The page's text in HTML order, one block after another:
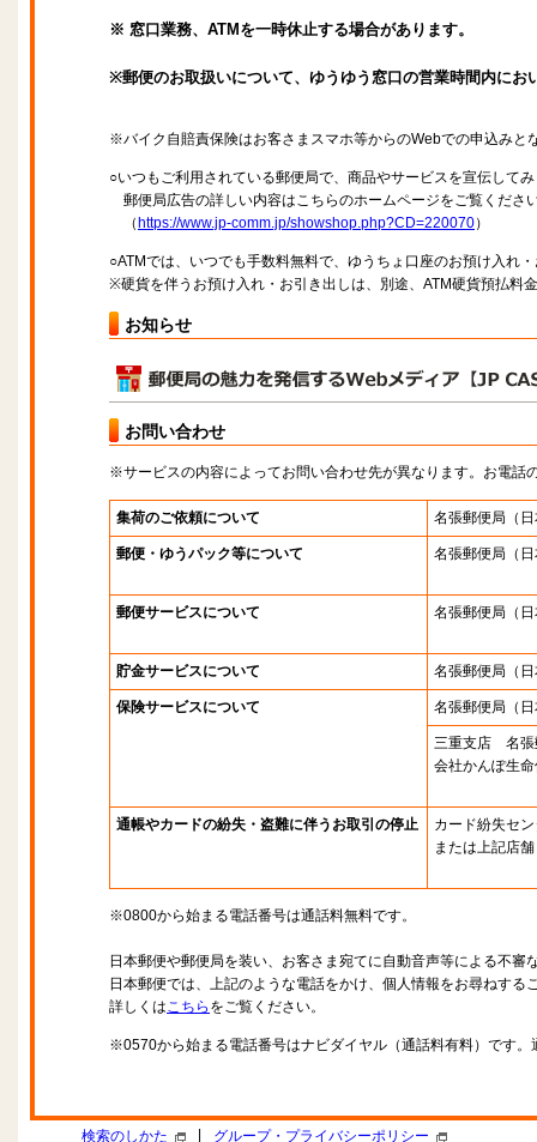
※ 窓口業務、ATMを一時休止する場合があります。
※郵便のお取扱いについて、ゆうゆう窓口の営業時間内に
※バイク自賠責保険はお客さまスマホ等からのWebでの申込みと
○いつもご利用されている郵便局で、商品やサービスを宣伝して
郵便局広告の詳しい内容はこちらのホームページをご覧くださ
（ https://www.jp-comm.jp/showshop.php?CD=220070）
○ATMでは、いつでも手数料無料で、ゆうちょ口座のお預け入れ
※硬貨を伴うお預け入れ・お引き出しは、別途、ATM硬貨預払料
お知らせ
お問い合わせ
※サービスの内容によってお問い合わせ先が異なります。お電話
集荷のご依頼について 名張郵便局 （
郵便・ゆうパック等について 名張郵便局 （
郵便サービスについて 名張郵便局 （
貯金サービスについて 名張郵便局 （
保険サービスについて 名張郵便局 （
三重支店 名張
会社かんぽ生
通帳やカードの紛失・盗難に伴うお取引の停止
カード紛失セ
または上記店舗
※0800から始まる電話番号は通話料無料です。
日本郵便や郵便局を装い、お客さま宛てに自動音声等による不審
日本郵便では、上記のような電話をかけ、個人情報をお尋ねする
詳しくはこちら をご覧ください。
※0570から始まる電話番号はナビダイヤル（通話料有料）です
検索のしかた グループ・プライバシーポリシー